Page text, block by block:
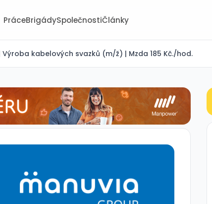
PráceBrigádySpolečnostiČlánky
Výroba kabelových svazků (m/ž) | Mzda 185 Kč./hod.